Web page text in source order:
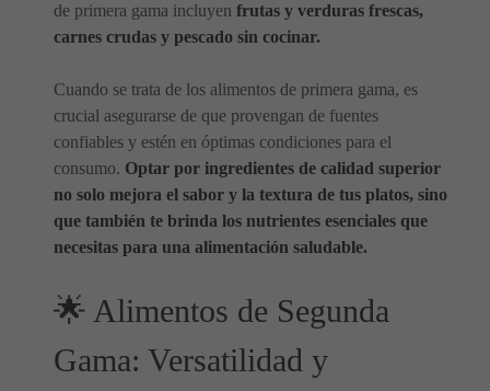
de primera gama incluyen frutas y verduras frescas,
carnes crudas y pescado sin cocinar.
Cuando se trata de los alimentos de primera gama, es
crucial asegurarse de que provengan de fuentes
confiables y estén en óptimas condiciones para el
consumo. Optar por ingredientes de calidad superior
no solo mejora el sabor y la textura de tus platos, sino
que también te brinda los nutrientes esenciales que
necesitas para una alimentación saludable.
🌟 Alimentos de Segunda
Gama: Versatilidad y